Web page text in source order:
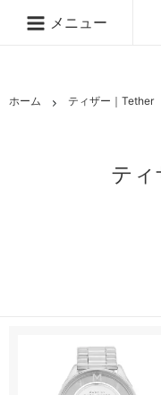
メニュー
ホーム ティザー｜Tether
テ